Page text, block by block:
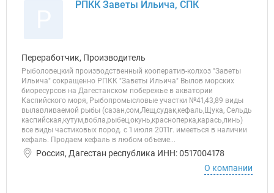
РПКК Заветы Ильича, СПК
Переработчик, Производитель
Рыболовецкий производственный кооператив-колхоз "Заветы
Ильича" сокращенно РПКК "Заветы Ильича" Вылов морских
биоресурсов на Дагестанском побережье в акватории
Каспийского моря, Рыбопромысловые участки №41,43,89 виды
вылавливаемой рыбы (сазан,сом,Лещ,судак,кефаль,Щука, Сельдь
каспийская,кутум,вобла,рыбец,окунь,красноперка,карась,линь)
все виды частиковых пород. с 1 июля 2011г. имееться в наличии
кефаль. Продаем кефаль в любом объеме...
Россия, Дагестан республика ИНН: 0517004178
О компании